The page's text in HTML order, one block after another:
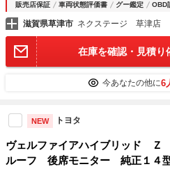
販売店保証 車両状態評価書 グー鑑定 OBD
滋賀県草津市 ネクステージ 草津店
在庫を確認・見積り
今あなたの他に6
NEW トヨタ
ヴェルファイアハイブリッド
ルーフ 後席モニター 純正１４